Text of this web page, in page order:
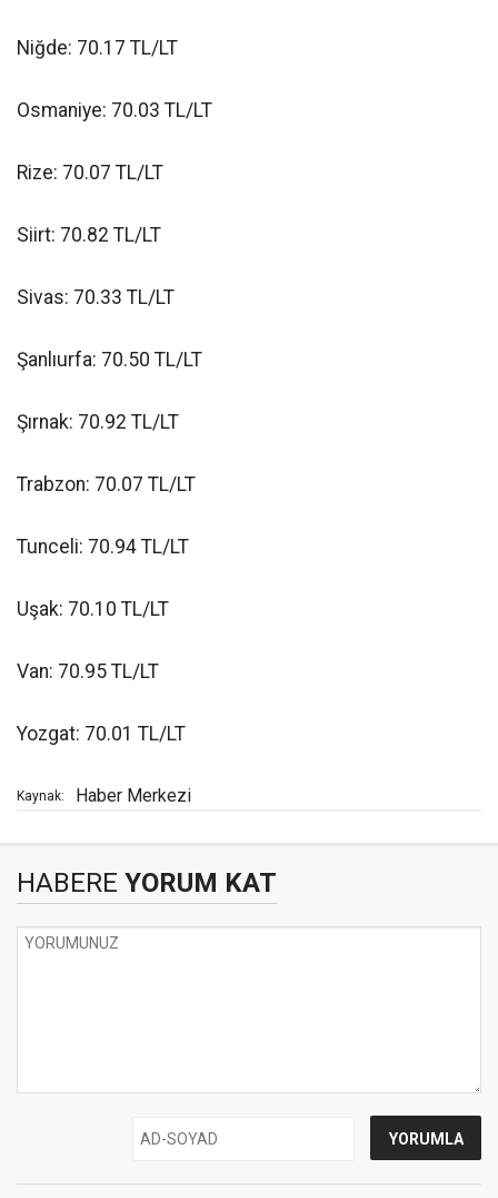
Niğde: 70.17 TL/LT
Osmaniye: 70.03 TL/LT
Rize: 70.07 TL/LT
Siirt: 70.82 TL/LT
Sivas: 70.33 TL/LT
Şanlıurfa: 70.50 TL/LT
Şırnak: 70.92 TL/LT
Trabzon: 70.07 TL/LT
Tunceli: 70.94 TL/LT
Uşak: 70.10 TL/LT
Van: 70.95 TL/LT
Yozgat: 70.01 TL/LT
Kaynak: Haber Merkezi
HABERE YORUM KAT